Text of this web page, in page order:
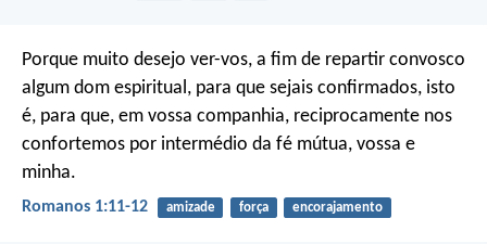
Porque muito desejo ver-vos, a fim de repartir convosco
algum dom espiritual, para que sejais confirmados, isto
é, para que, em vossa companhia, reciprocamente nos
confortemos por intermédio da fé mútua, vossa e
minha.
Romanos 1:11-12 amizade força encorajamento